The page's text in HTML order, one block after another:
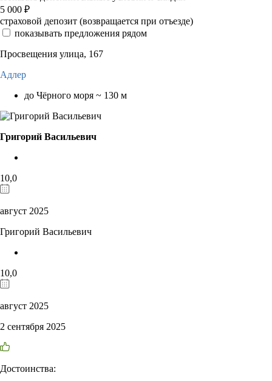
5 000 ₽
страховой депозит (возвращается при отъезде)
показывать предложения рядом
Просвещения улица, 167
Адлер
до Чёрного моря ~ 130 м
Григорий Васильевич
10,0
август 2025
Григорий Васильевич
10,0
август 2025
2 сентября 2025
Достоинства: